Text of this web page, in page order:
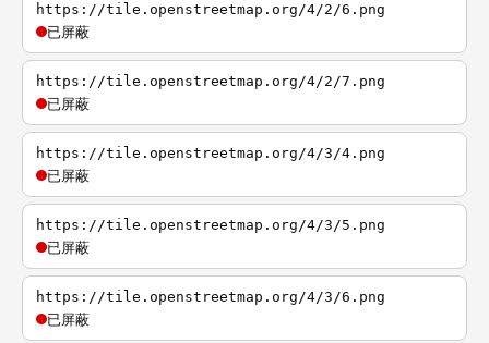
https://tile.openstreetmap.org/4/2/6.png
已屏蔽
https://tile.openstreetmap.org/4/2/7.png
已屏蔽
https://tile.openstreetmap.org/4/3/4.png
已屏蔽
https://tile.openstreetmap.org/4/3/5.png
已屏蔽
https://tile.openstreetmap.org/4/3/6.png
已屏蔽